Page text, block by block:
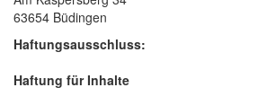
63654 Büdingen
Haftungsausschluss:
Haftung für Inhalte